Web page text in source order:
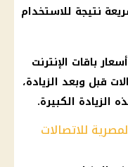
نتيجة للاستخدام
أسعار باقات الإنترنت
قبل وبعد الزيادة،
الزيادة الكبيرة.
للاتصالات